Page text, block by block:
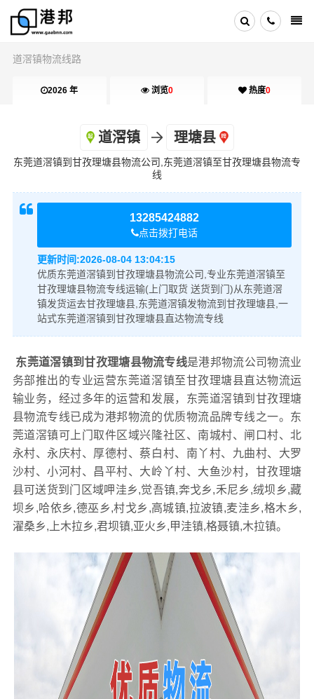
道滘镇物流线路
2026 年 浏览0 热度0
道滘镇 理塘县
东莞道滘镇到甘孜理塘县物流公司,东莞道滘镇至甘孜理塘县物流专
线
13285424882
点击拨打电话
更新时间:2026-08-04 13:04:15
优质东莞道滘镇到甘孜理塘县物流公司,专业东莞道滘镇至
甘孜理塘县物流专线运输(上门取货 送货到门)从东莞道滘
镇发货运去甘孜理塘县,东莞道滘镇发物流到甘孜理塘县,一
站式东莞道滘镇到甘孜理塘县直达物流专线
东莞道滘镇到甘孜理塘县物流专线是港邦物流公司物流业
务部推出的专业运营东莞道滘镇至甘孜理塘县直达物流运
输业务，经过多年的运营和发展，东莞道滘镇到甘孜理塘
县物流专线已成为港邦物流的优质物流品牌专线之一。东
莞道滘镇可上门取件区域兴隆社区、南城村、闸口村、北
永村、永庆村、厚德村、蔡白村、南丫村、九曲村、大罗
沙村、小河村、昌平村、大岭丫村、大鱼沙村，甘孜理塘
县可送货到门区域呷洼乡,觉吾镇,奔戈乡,禾尼乡,绒坝乡,藏
坝乡,哈依乡,德巫乡,村戈乡,高城镇,拉波镇,麦洼乡,格木乡,
濯桑乡,上木拉乡,君坝镇,亚火乡,甲洼镇,格聂镇,木拉镇。